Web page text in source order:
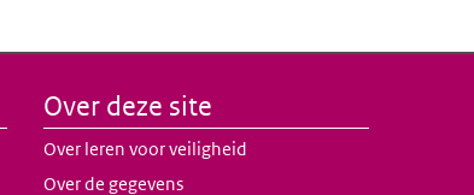
Over deze site
Over leren voor veiligheid
Over de gegevens